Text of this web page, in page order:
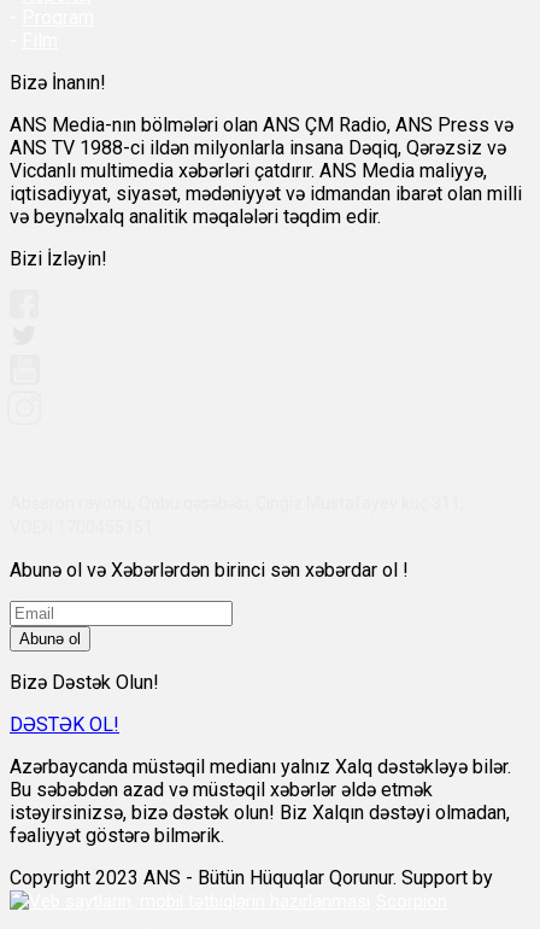
Bizə İnanın!
ANS Media-nın bölmələri olan ANS ÇM Radio, ANS Press və
ANS TV 1988-ci ildən milyonlarla insana Dəqiq, Qərəzsiz və
Vicdanlı multimedia xəbərləri çatdırır. ANS Media maliyyə,
iqtisadiyyat, siyasət, mədəniyyət və idmandan ibarət olan milli
və beynəlxalq analitik məqalələri təqdim edir.
Bizi İzləyin!
Abunə ol və Xəbərlərdən birinci sən xəbərdar ol !
Abunə ol
Bizə Dəstək Olun!
DƏSTƏK OL!
Azərbaycanda müstəqil medianı yalnız Xalq dəstəkləyə bilər.
Bu səbəbdən azad və müstəqil xəbərlər əldə etmək
istəyirsinizsə, bizə dəstək olun! Biz Xalqın dəstəyi olmadan,
fəaliyyət göstərə bilmərik.
Copyright 2023 ANS - Bütün Hüquqlar Qorunur. Support by